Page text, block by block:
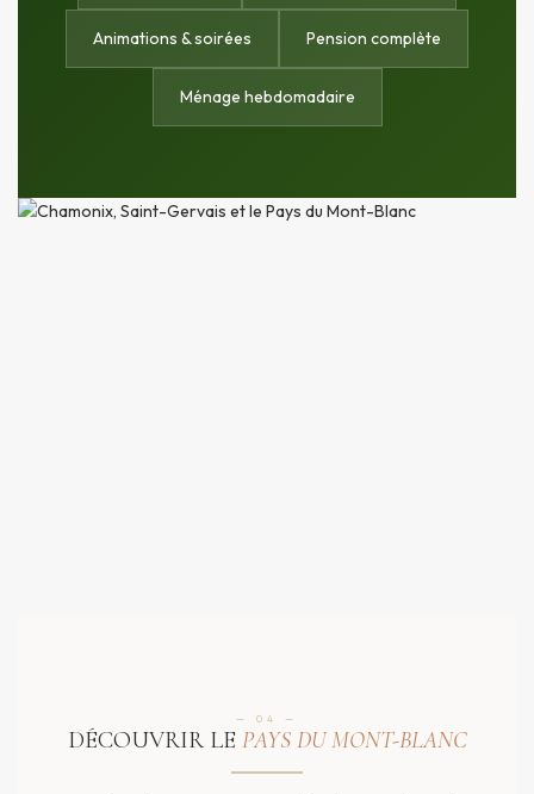
Animations & soirées Pension complète
Ménage hebdomadaire
— 04 —
DÉCOUVRIR LE PAYS DU MONT-BLANC